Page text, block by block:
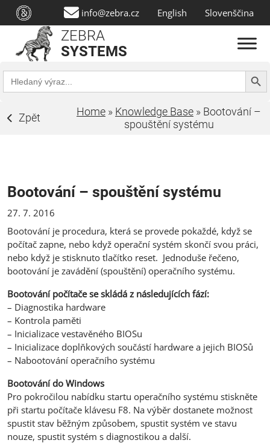
info@zebra.cz English Slovenščina
ZEBRA
SYSTEMS
Search
for:
Search
Zpět Home » Knowledge Base » Bootování –
spouštění systému
Bootování – spouštění systému
27. 7. 2016
Bootování je procedura, která se provede pokaždé, když se
počítač zapne, nebo když operační systém skončí svou práci,
nebo když je stisknuto tlačítko reset. Jednoduše řečeno,
bootování je zavádění (spouštění) operačního systému.
Bootování počítače se skládá z následujících fází:
– Diagnostika hardware
– Kontrola paměti
– Inicializace vestavěného BIOSu
– Inicializace doplňkových součástí hardware a jejich BIOSů
– Nabootování operačního systému
Bootování do Windows
Pro pokročilou nabídku startu operačního systému stiskněte
při startu počítače klávesu F8. Na výběr dostanete možnost
spustit stav běžným způsobem, spustit systém ve stavu
nouze, spustit systém s diagnostikou a další.